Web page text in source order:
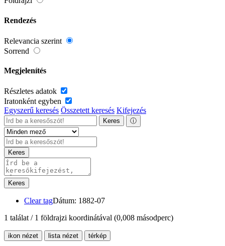
Rendezés
Relevancia szerint
Sorrend
Megjelenítés
Részletes adatok
Iratonként egyben
Egyszerű keresés Összetett keresés Kifejezés
Keres ⓘ
Keres
Keres
Clear tagDátum: 1882-07
1 találat / 1 földrajzi koordinátával (0,008 másodperc)
ikon nézet lista nézet térkép